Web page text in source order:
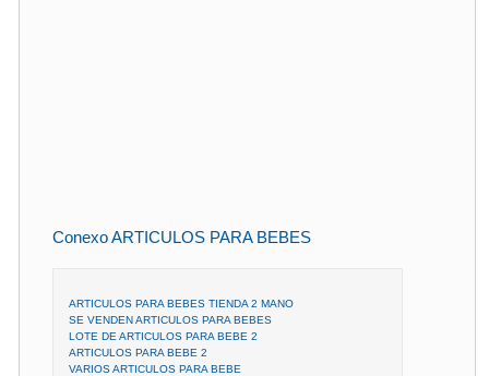
Conexo ARTICULOS PARA BEBES
ARTICULOS PARA BEBES TIENDA 2 MANO
SE VENDEN ARTICULOS PARA BEBES
LOTE DE ARTICULOS PARA BEBE 2
ARTICULOS PARA BEBE 2
VARIOS ARTICULOS PARA BEBE